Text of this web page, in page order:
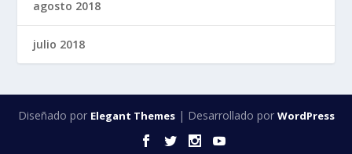
agosto 2018
julio 2018
Diseñado por Elegant Themes| Desarrollado por WordPress